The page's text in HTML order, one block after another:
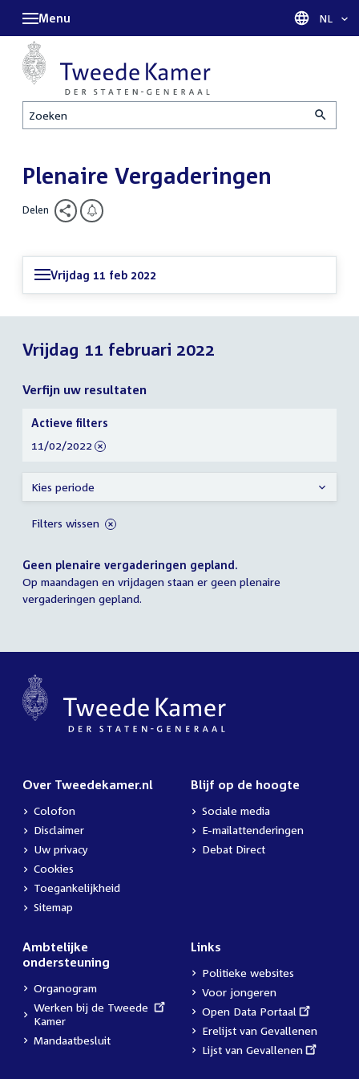
Zoeken
Menu Taal
NL
Plenaire Vergaderingen
Delen
Vrijdag 11 feb 2022
Vrijdag 11 februari 2022
Verfijn uw resultaten
Geen plenaire vergaderingen gepland.
Op maandagen en vrijdagen staan er geen plenaire
vergaderingen gepland.
Verfijn
uw
resultaten
Actieve filters
verwijder
11/02/2022
Kies periode
Filters wissen
Over Tweedekamer.nl
Colofon
Disclaimer
Uw privacy
Cookies
Toegankelijkheid
Sitemap
Blijf op de hoogte
Sociale media
E-mailattenderingen
Debat Direct
Ambtelijke
ondersteuning
Organogram
External
link:
Werken bij de Tweede
Kamer
Mandaatbesluit
Links
Politieke websites
Voor jongeren
External
link:
Open Data Portaal
Erelijst van Gevallenen
External
Lijst van Gevallenen